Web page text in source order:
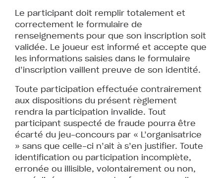
Le participant doit remplir totalement et
correctement le formulaire de
renseignements pour que son inscription soit
validée. Le joueur est informé et accepte que
les informations saisies dans le formulaire
d’inscription vaillent preuve de son identité.
Toute participation effectuée contrairement
aux dispositions du présent règlement
rendra la participation invalide. Tout
participant suspecté de fraude pourra être
écarté du jeu-concours par « L’organisatrice
» sans que celle-ci n’ait à s’en justifier. Toute
identification ou participation incomplète,
erronée ou illisible, volontairement ou non,